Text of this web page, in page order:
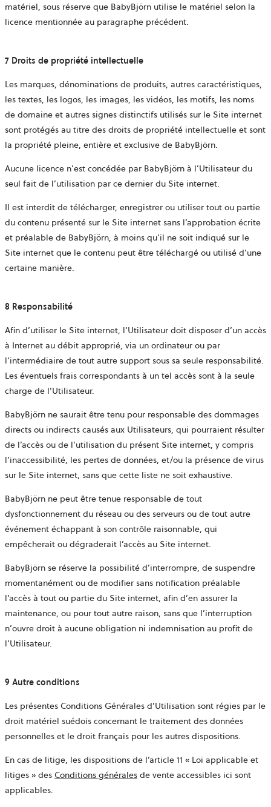
matériel, sous réserve que BabyBjörn utilise le matériel selon la
licence mentionnée au paragraphe précédent.
7 Droits de propriété intellectuelle
Les marques, dénominations de produits, autres caractéristiques,
les textes, les logos, les images, les vidéos, les motifs, les noms
de domaine et autres signes distinctifs utilisés sur le Site internet
sont protégés au titre des droits de propriété intellectuelle et sont
la propriété pleine, entière et exclusive de BabyBjörn.
Aucune licence n’est concédée par BabyBjörn à l’Utilisateur du
seul fait de l’utilisation par ce dernier du Site internet.
Il est interdit de télécharger, enregistrer ou utiliser tout ou partie
du contenu présenté sur le Site internet sans l’approbation écrite
et préalable de BabyBjörn, à moins qu’il ne soit indiqué sur le
Site internet que le contenu peut être téléchargé ou utilisé d’une
certaine manière.
8 Responsabilité
Afin d’utiliser le Site internet, l’Utilisateur doit disposer d’un accès
à Internet au débit approprié, via un ordinateur ou par
l’intermédiaire de tout autre support sous sa seule responsabilité.
Les éventuels frais correspondants à un tel accès sont à la seule
charge de l’Utilisateur.
BabyBjörn ne saurait être tenu pour responsable des dommages
directs ou indirects causés aux Utilisateurs, qui pourraient résulter
de l’accès ou de l’utilisation du présent Site internet, y compris
l’inaccessibilité, les pertes de données, et/ou la présence de virus
sur le Site internet, sans que cette liste ne soit exhaustive.
BabyBjörn ne peut être tenue responsable de tout
dysfonctionnement du réseau ou des serveurs ou de tout autre
événement échappant à son contrôle raisonnable, qui
empêcherait ou dégraderait l’accès au Site internet.
BabyBjörn se réserve la possibilité d’interrompre, de suspendre
momentanément ou de modifier sans notification préalable
l’accès à tout ou partie du Site internet, afin d’en assurer la
maintenance, ou pour tout autre raison, sans que l’interruption
n’ouvre droit à aucune obligation ni indemnisation au profit de
l’Utilisateur.
9 Autre conditions
Les présentes Conditions Générales d’Utilisation sont régies par le
droit matériel suédois concernant le traitement des données
personnelles et le droit français pour les autres dispositions.
En cas de litige, les dispositions de l’article 11 « Loi applicable et
litiges » des Conditions générales de vente accessibles ici sont
applicables.